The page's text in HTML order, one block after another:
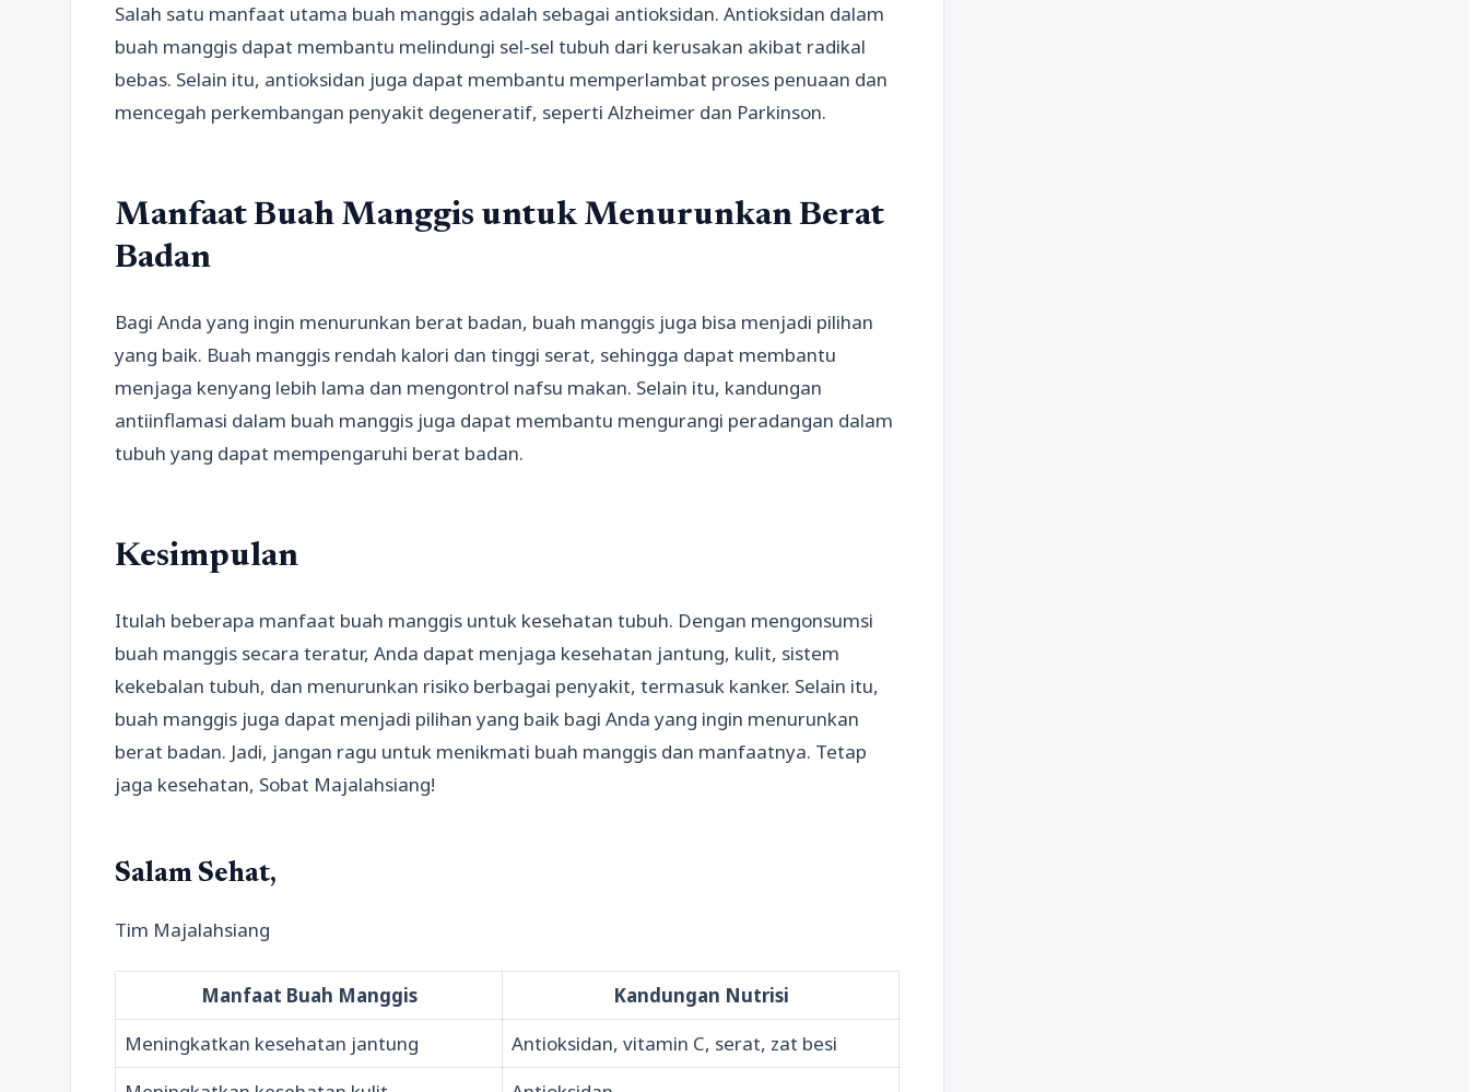
Salah satu manfaat utama buah manggis adalah sebagai antioksidan. Antioksidan dalam
buah manggis dapat membantu melindungi sel-sel tubuh dari kerusakan akibat radikal
bebas. Selain itu, antioksidan juga dapat membantu memperlambat proses penuaan dan
mencegah perkembangan penyakit degeneratif, seperti Alzheimer dan Parkinson.
Manfaat Buah Manggis untuk Menurunkan Berat
Badan
Bagi Anda yang ingin menurunkan berat badan, buah manggis juga bisa menjadi pilihan
yang baik. Buah manggis rendah kalori dan tinggi serat, sehingga dapat membantu
menjaga kenyang lebih lama dan mengontrol nafsu makan. Selain itu, kandungan
antiinflamasi dalam buah manggis juga dapat membantu mengurangi peradangan dalam
tubuh yang dapat mempengaruhi berat badan.
Kesimpulan
Itulah beberapa manfaat buah manggis untuk kesehatan tubuh. Dengan mengonsumsi
buah manggis secara teratur, Anda dapat menjaga kesehatan jantung, kulit, sistem
kekebalan tubuh, dan menurunkan risiko berbagai penyakit, termasuk kanker. Selain itu,
buah manggis juga dapat menjadi pilihan yang baik bagi Anda yang ingin menurunkan
berat badan. Jadi, jangan ragu untuk menikmati buah manggis dan manfaatnya. Tetap
jaga kesehatan, Sobat Majalahsiang!
Salam Sehat,
Tim Majalahsiang
Manfaat Buah Manggis
Kandungan Nutrisi
Meningkatkan kesehatan jantung
Antioksidan, vitamin C, serat, zat besi